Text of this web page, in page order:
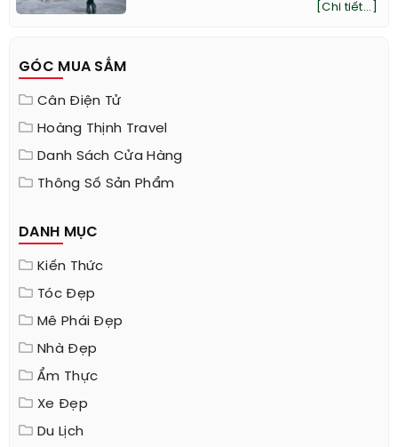
[Chi tiết...]
GÓC MUA SẮM
Cân Điện Tử
Hoàng Thịnh Travel
Danh Sách Cửa Hàng
Thông Số Sản Phẩm
DANH MỤC
Kiến Thức
Tóc Đẹp
Mê Phái Đẹp
Nhà Đẹp
Ẩm Thực
Xe Đẹp
Du Lịch